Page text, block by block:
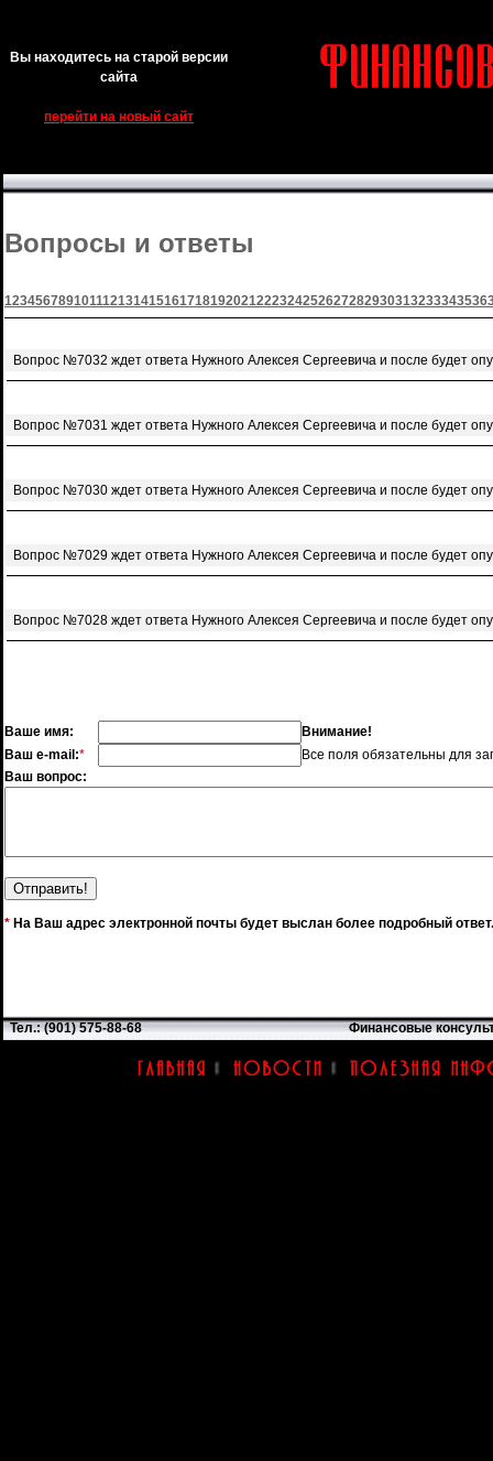
Вы находитесь на старой версии
сайта
перейти на новый сайт
Вопросы и ответы
123456789101112131415161718192021222324252627282930313233343536
Вопрос №7032 ждет ответа Нужного Алексея Сергеевича и после будет
Вопрос №7031 ждет ответа Нужного Алексея Сергеевича и после будет
Вопрос №7030 ждет ответа Нужного Алексея Сергеевича и после будет
Вопрос №7029 ждет ответа Нужного Алексея Сергеевича и после будет
Вопрос №7028 ждет ответа Нужного Алексея Сергеевича и после будет
Ваше имя:
Внимание!
Ваш e-mail:*
Все поля обязательны для
Ваш вопрос:
* На Ваш адрес электронной почты будет выслан более подробный ответ.
Тел.: (901) 575-88-68 Финансовые